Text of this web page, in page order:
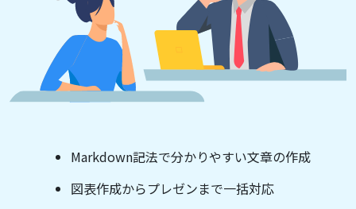
Markdown記法で分かりやすい文章の作成
図表作成からプレゼンまで一括対応